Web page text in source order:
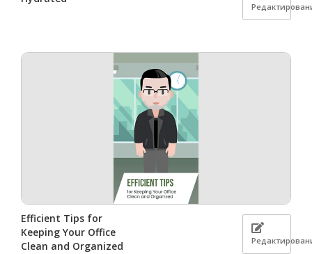
Efficient Tips for
Keeping Your Office
Clean and Organized